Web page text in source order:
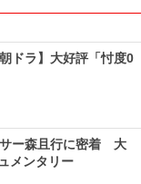
ドラ】大好評「忖度0
ー森且行に密着 大
メンタリー